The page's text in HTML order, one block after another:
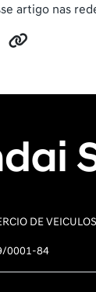
artigo nas
DE
0001-84